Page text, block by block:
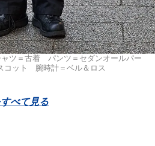
ツ＝古着 パンツ＝セダンオールパー
ット 腕時計＝ベル＆ロス
べて見る